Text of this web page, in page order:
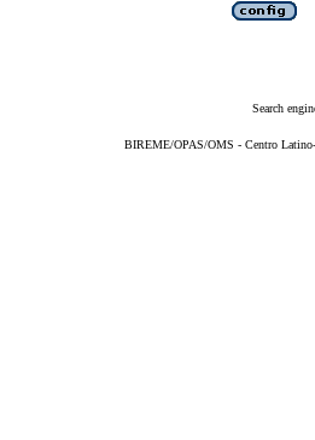
Search
BIREME/OPAS/OMS - Centro Latino-